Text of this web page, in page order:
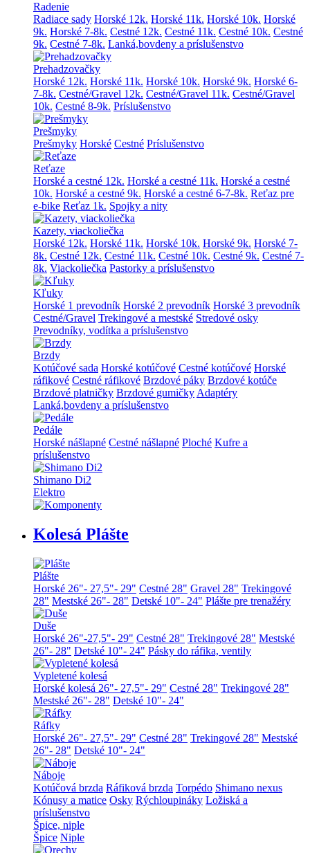
Radenie
Radiace sady Horské 12k. Horské 11k. Horské 10k. Horské
9k. Horské 7-8k. Cestné 12k. Cestné 11k. Cestné 10k. Cestné
9k. Cestné 7-8k. Lanká,bovdeny a príslušenstvo
Prehadzovačky
Horské 12k. Horské 11k. Horské 10k. Horské 9k. Horské 6-
7-8k. Cestné/Gravel 12k. Cestné/Gravel 11k. Cestné/Gravel
10k. Cestné 8-9k. Príslušenstvo
Prešmyky
Prešmyky Horské Cestné Príslušenstvo
Reťaze
Horské a cestné 12k. Horské a cestné 11k. Horské a cestné
10k. Horské a cestné 9k. Horské a cestné 6-7-8k. Reťaz pre
e-bike Reťaz 1k. Spojky a nity
Kazety, viackoliečka
Horské 12k. Horské 11k. Horské 10k. Horské 9k. Horské 7-
8k. Cestné 12k. Cestné 11k. Cestné 10k. Cestné 9k. Cestné 7-
8k. Viackoliečka Pastorky a príslušenstvo
Kľuky
Horské 1 prevodník Horské 2 prevodník Horské 3 prevodník
Cestné/Gravel Trekingové a mestské Stredové osky
Prevodníky, vodítka a príslušenstvo
Brzdy
Kotúčové sada Horské kotúčové Cestné kotúčové Horské
ráfikové Cestné ráfikové Brzdové páky Brzdové kotúče
Brzdové platničky Brzdové gumičkyAdaptéry
Lanká,bovdeny a príslušenstvo
Pedále
Horské nášlapné Cestné nášlapné Ploché Kufre a
príslušenstvo
Shimano Di2
Elektro
Kolesá Plášte
Plášte
Horské 26"- 27,5"- 29" Cestné 28" Gravel 28" Trekingové
28" Mestské 26"- 28" Detské 10"- 24" Plášte pre trenažéry
Duše
Horské 26"-27,5"- 29" Cestné 28" Trekingové 28" Mestské
26"- 28" Detské 10"- 24" Pásky do ráfika, ventily
Vypletené kolesá
Horské kolesá 26"- 27,5"- 29" Cestné 28" Trekingové 28"
Mestské 26"- 28" Detské 10"- 24"
Ráfky
Horské 26"- 27,5"- 29" Cestné 28" Trekingové 28" Mestské
26"- 28" Detské 10"- 24"
Náboje
Kotúčová brzda Ráfiková brzda Torpédo Shimano nexus
Kónusy a matice Osky Rýchloupináky Ložiská a
príslušenstvo
Špice, niple
Špice Niple